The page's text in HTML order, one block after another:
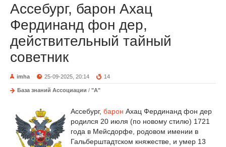
Ассебург, барон Ахац
Фердинанд фон дер,
действительный тайный
советник
imha 25-09-2025, 20:14 14
База знаний Ассоциации / "А"
Ассебург, барон Ахац Фердинанд фон дер
родился 20 июля (по новому стилю) 1721
года в Мейсдорфе, родовом имении в
Гальберштадтском княжестве, и умер 13